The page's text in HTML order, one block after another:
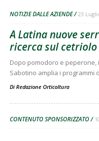
NOTIZIE DALLE AZIENDE 23
A Latina nuove
ricerca sul cetriolo
Dopo pomodoro e peperone,
Sabotino amplia i programmi
Di Redazione Orticoltura
CONTENUTO SPONSORIZZATO